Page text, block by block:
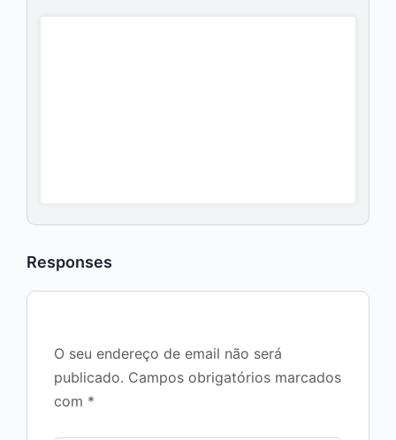
Responses
O seu endereço de email não será
publicado. Campos obrigatórios marcados
com *